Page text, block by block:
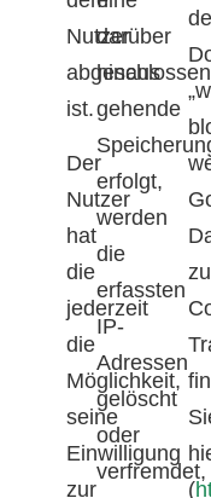
Nutzer
abgeschlossen
ist.
Der
Nutzer
hat
die
jederzeit
die
Möglichkeit,
seine
Einwilligung
zur
darüber
hinaus
gehende
erfolgt,
werden
die
erfassten
IP-
Adressen
gelöscht
oder
verfremdet,
(